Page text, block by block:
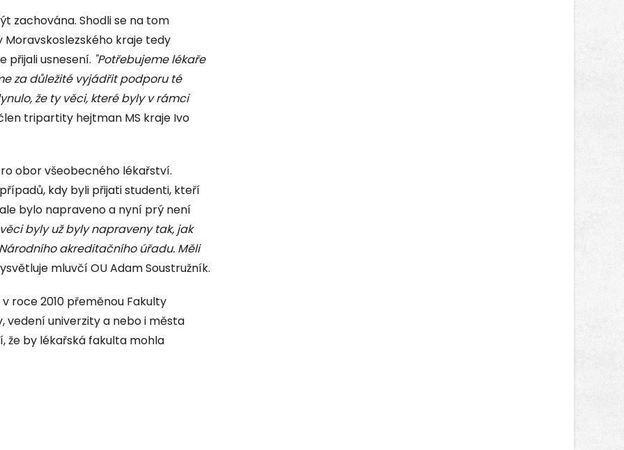
zachována. Shodli se na tom
kraje tedy
přijali usnesení. "Potřebujeme lékaře
za důležité vyjádřit podporu té
že ty věci, které byly v rámci
tripartity hejtman MS kraje Ivo
obor všeobecného lékařství.
kdy byli přijati studenti, kteří
bylo napraveno a nyní prý není
byly už byly napraveny tak, jak
akreditačního úřadu. Měli
mluvčí OU Adam Soustružník.
roce 2010 přeměnou Fakulty
vedení univerzity a nebo i města
že by lékařská fakulta mohla